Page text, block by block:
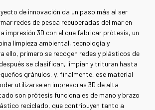
de innovación da un paso más al ser
redes de pesca recuperadas del mar en
impresión 3D con el que fabricar prótesis, un
limpieza ambiental, tecnología y
ello, primero se recogen redes y plásticos de
se clasifican, limpian y trituran hasta
gránulos, y, finalmente, ese material
utilizarse en impresoras 3D de alta
son prótesis funcionales de mano y brazo
reciclado, que contribuyen tanto a